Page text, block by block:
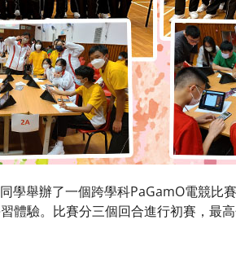
舉辦了一個跨學科PaGamO電競比
體驗。比賽分三個回合進行初賽，最